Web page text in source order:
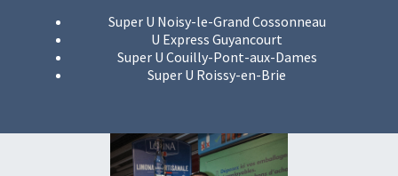
Super U Noisy-le-Grand Cossonneau
U Express Guyancourt
Super U Couilly-Pont-aux-Dames
Super U Roissy-en-Brie